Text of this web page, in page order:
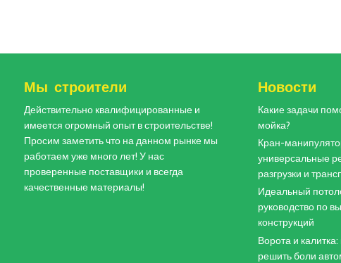
Мы строители
Действительно квалифицированные и
имеется огромный опыт в строительстве!
Просим заметить что на данном рынке мы
работаем уже много лет! У нас
проверенные поставщики и всегда
качественные материалы!
Новости
Какие задачи
мойка?
Кран-
универсальные
разгрузки и
Идеальный
руководство по
конструкций
Ворота и калитка:
решить боли